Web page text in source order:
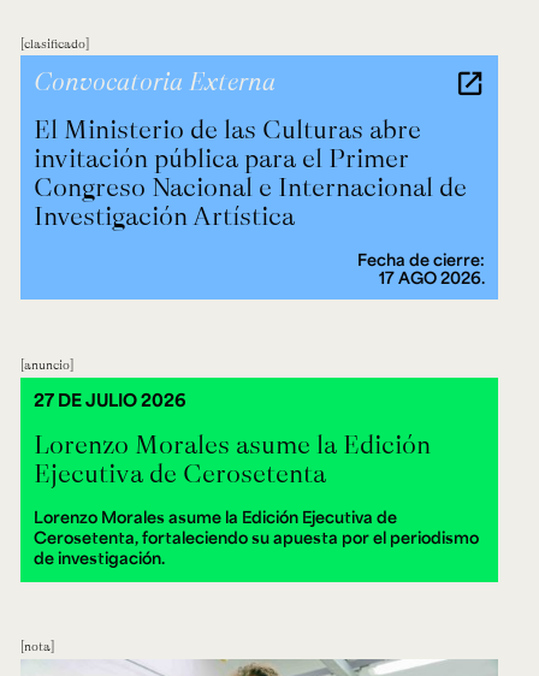
clasificado
El Ministerio de las Culturas abre
invitación pública para el Primer
Congreso Nacional e Internacional de
Investigación Artística
Convocatoria Externa
Fecha de cierre:
17 AGO 2026.
anuncio
Lorenzo Morales asume la Edición
Ejecutiva de Cerosetenta
Lorenzo Morales asume la Edición Ejecutiva de
Cerosetenta, fortaleciendo su apuesta por el periodismo
de investigación.
27 DE JULIO 2026
nota